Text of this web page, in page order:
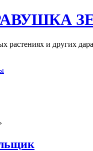
растениях и других